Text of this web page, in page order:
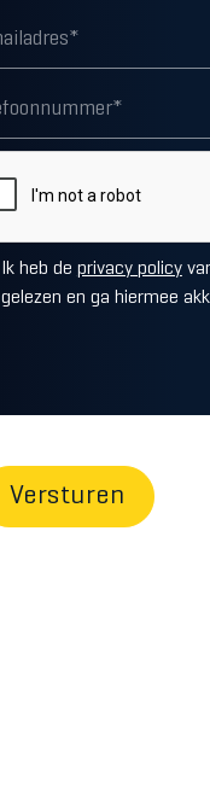
Ik heb de privacy policy
gelezen en ga hiermee